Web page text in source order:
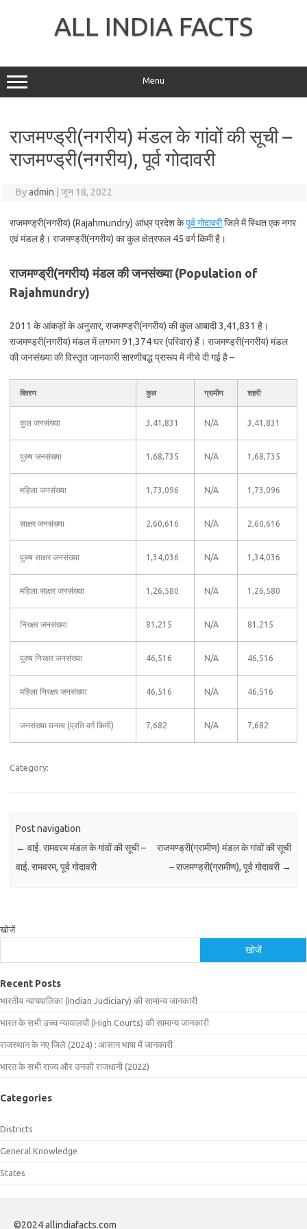
ALL INDIA FACTS
Menu
राजमण्ड्री(नगरीय) मंडल के गांवों की सूची –
राजमण्ड्री(नगरीय), पूर्व गोदावरी
Byadmin जून 18, 2022
राजमण्ड्री(नगरीय) (Rajahmundry) आंध्र प्रदेश केपूर्व गोदावरीजिले में स्थित एक नगर
एवं मंडल है। राजमण्ड्री(नगरीय) का कुल क्षेत्रफल 45 वर्ग किमी है।
राजमण्ड्री(नगरीय) मंडल की जनसंख्या (Population of
Rajahmundry)
2011 के आंकड़ों के अनुसार, राजमण्ड्री(नगरीय) की कुल आबादी 3,41,831 है।
राजमण्ड्री(नगरीय) मंडल में लगभग 91,374 घर (परिवार) हैं। राजमण्ड्री(नगरीय) मंडल
की जनसंख्या की विस्तृत जानकारी सारणीबद्ध प्रारूप में नीचे दी गई है –
विवरण कुल ग्रामीण शहरी
कुल जनसंख्या 3,41,831 N/A 3,41,831
पुरुष जनसंख्या 1,68,735 N/A 1,68,735
महिला जनसंख्या 1,73,096 N/A 1,73,096
साक्षर जनसंख्या 2,60,616 N/A 2,60,616
पुरुष साक्षर जनसंख्या 1,34,036 N/A 1,34,036
महिला साक्षर जनसंख्या 1,26,580 N/A 1,26,580
निरक्षर जनसंख्या 81,215 N/A 81,215
पुरुष निरक्षर जनसंख्या 46,516 N/A 46,516
महिला निरक्षर जनसंख्या 46,516 N/A 46,516
जनसंख्या घनत्व (प्रति वर्ग किमी) 7,682 N/A 7,682
Category:
Post navigation
← वाई. रामवरम मंडल के गांवों की सूची –
वाई. रामवरम, पूर्व गोदावरी
राजमण्ड्री(ग्रामीण) मंडल के गांवों की सूची
– राजमण्ड्री(ग्रामीण), पूर्व गोदावरी →
खोजें
खोजें
Recent Posts
भारतीय न्यायपालिका (Indian Judiciary) की सामान्य जानकारी
भारत के सभी उच्च न्यायालयों (High Courts) की सामान्य जानकारी
राजस्थान के नए जिले (2024) : आसान भाषा में जानकारी
भारत के सभी राज्य और उनकी राजधानी (2022)
Categories
Districts
General Knowledge
States
©2024 allindiafacts.com